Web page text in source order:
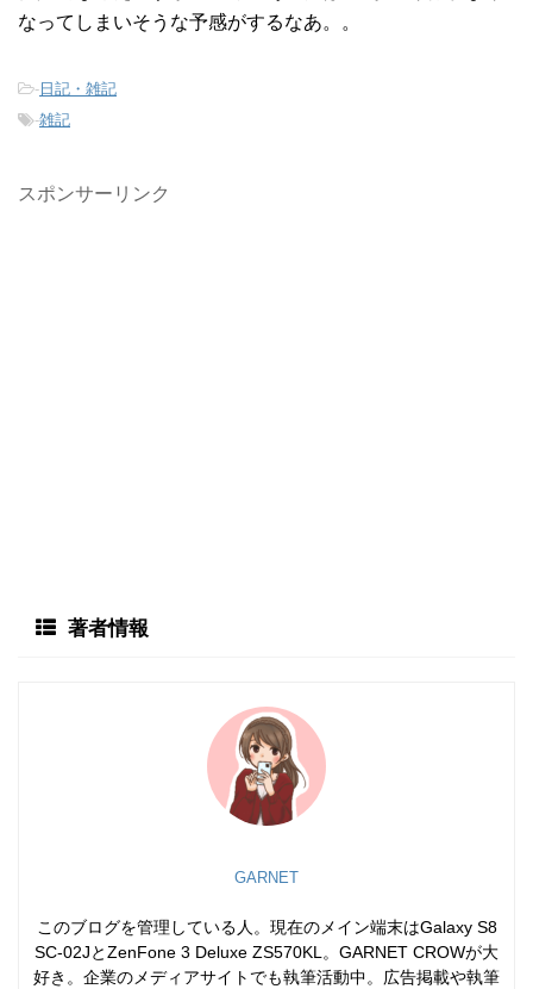
なってしまいそうな予感がするなあ。。
- 日記・雑記
-雑記
スポンサーリンク
著者情報
GARNET
このブログを管理している人。現在のメイン端末はGalaxy S8
SC-02JとZenFone 3 Deluxe ZS570KL。GARNET CROWが大
好き。企業のメディアサイトでも執筆活動中。広告掲載や執筆